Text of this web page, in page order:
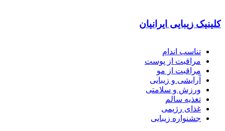
کلینیک زیبایی ایرانیان
تناسب اندام
مراقبت از پوست
مراقبت از مو
آرایشی و زیبایی
ورزش و سلامتی
تغذیه سالم
غذای رژیمی
جشنواره زیبایی